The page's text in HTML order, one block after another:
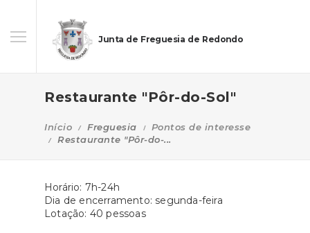
Junta de Freguesia de Redondo
Restaurante "Pôr-do-Sol"
Início Freguesia
Pontos de interesse
Restaurante "Pôr-do-...
Horário: 7h-24h
Dia de encerramento: segunda-feira
Lotação: 40 pessoas